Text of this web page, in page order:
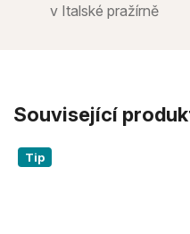
v Italské pražírně
Související
Tip